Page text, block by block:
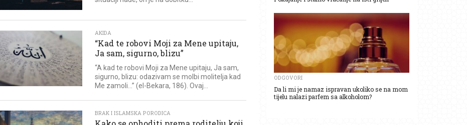
AKIDA
“Kad te robovi Moji za Mene upitaju,
Ja sam, sigurno, blizu”
“A kad te robovi Moji za Mene upitaju, Ja sam,
sigurno, blizu: odazivam se molbi molitelja kad
Me zamoli…” (el-Bekara, 186). Ovaj...
BRAK I ISLAMSKA PORODICA
ODGOVORI
Da li mi je namaz ispravan ukoliko se na mom
tijelu nalazi parfem sa alkoholom?